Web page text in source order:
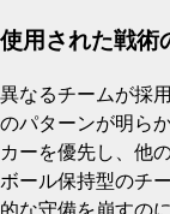
使用された戦術
異なるチームが採
のパターンが明ら
カーを優先し、他
ボール保持型のチ